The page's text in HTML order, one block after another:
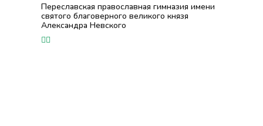
Переславская православная гимназия имени
святого благоверного великого князя
Александра Невского